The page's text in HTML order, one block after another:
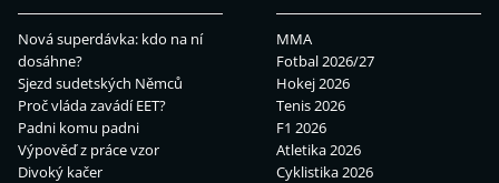
Nová superdávka: kdo na ní
dosáhne?
Sjezd sudetských Němců
Proč vláda zavádí EET?
Padni komu padni
Výpověď z práce vzor
Divoký kačer
MMA
Fotbal 2026/27
Hokej 2026
Tenis 2026
F1 2026
Atletika 2026
Cyklistika 2026